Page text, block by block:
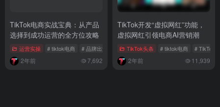
TikTok电商实战宝典：从产品
选择到成功运营的全方位攻略
运营实操 # tiktok电商 # 品牌出海 # TikTok运营策略
2年前 7,692
TikTok开发“虚拟网红”功能，
虚拟网红引领电商AI营销潮
TikTok头条 # tiktok电商 # TikTok
2年前 11,939